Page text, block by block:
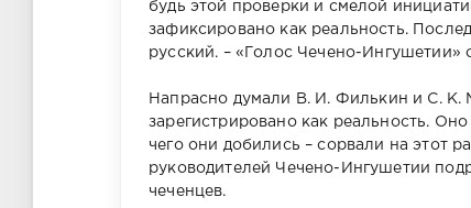
будь этой проверки и смелой
зафиксировано как реальность.
русский. – «Голос Чечено-Ингушетии»
Напрасно думали В. И. Филькин и С. К.
зарегистрировано как реальность.
чего они добились – сорвали на этот
руководителей Чечено-Ингушетии
чеченцев.